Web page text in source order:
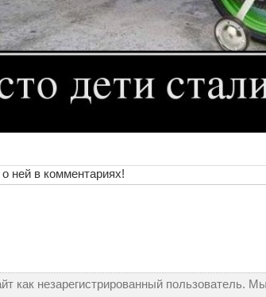
ней в комментариях!
как незарегистрированный пользователь.